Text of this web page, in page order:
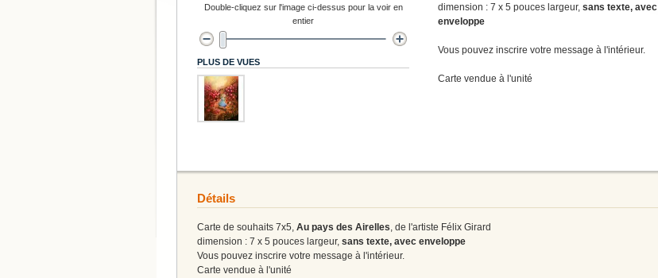
dimension : 7 x 5 pouces largeur, sans texte, avec
enveloppe
Vous pouvez inscrire votre message à l'intérieur.
Carte vendue à l'unité
Double-cliquez sur l'image ci-dessus pour la voir en
entier
PLUS DE VUES
Détails
Carte de souhaits 7x5, Au pays des Airelles, de l'artiste Félix Girard
dimension : 7 x 5 pouces largeur, sans texte, avec enveloppe
Vous pouvez inscrire votre message à l'intérieur.
Carte vendue à l'unité